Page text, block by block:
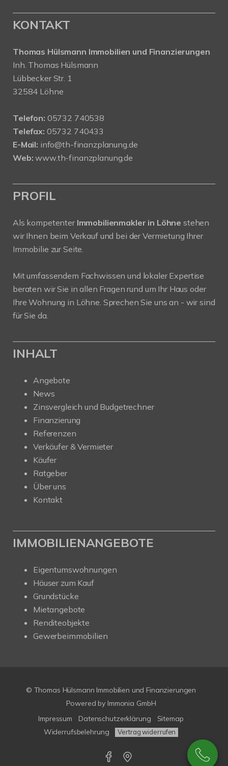
KONTAKT
Thomas Hülsmann Immobilien und Finanzierungen
Inh. Thomas Hülsmann
Lübbecker Str. 1
32584 Löhne
Telefon: 05732 740538
Telefax: 05732 740433
E-Mail: info@th-finanzplanung.de
Web: www.th-finanzplanung.de
PROFIL
Als kompetenter Immobilienmakler in Löhne stehen
wir Ihnen beim Verkauf und bei der Vermietung Ihrer
Immobilie zur Seite.
Mit umfassendem Fachwissen und lokaler Expertise
beraten wir Sie in allen Fragen rund um Ihr Haus oder
Ihre Wohnung in Löhne. Sprechen Sie uns an - wir sind
für Sie da.
INHALT
Angebote
News
Zinsvergleich und Budgetrechner
Finanzierung
Referenzen
Verkäufer & Vermieter
Käufer
Ratgeber
Über uns
Kontakt
IMMOBILIENANGEBOTE
Eigentumswohnungen
Häuser zum Kauf
Grundstücke
Mietangebote
Renditeobjekte
Gewerbeimmobilien
© Thomas Hülsmann Immobilien und Finanzierungen
Powered by Immonia GmbH
Impressum
Datenschutzerklärung
Sitemap
Widerrufsbelehrung
Vertrag widerrufen